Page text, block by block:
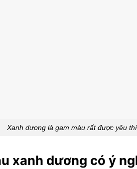
Xanh dương là gam màu rất được yêu
xanh dương có ý